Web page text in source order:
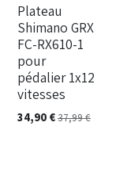
Plateau
Shimano GRX
FC-RX610-1
pour
pédalier 1x12
vitesses
34,90 €37,99€